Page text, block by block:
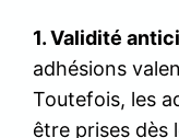
1. Validité
adhésions
Toutefois, les
être prises dès